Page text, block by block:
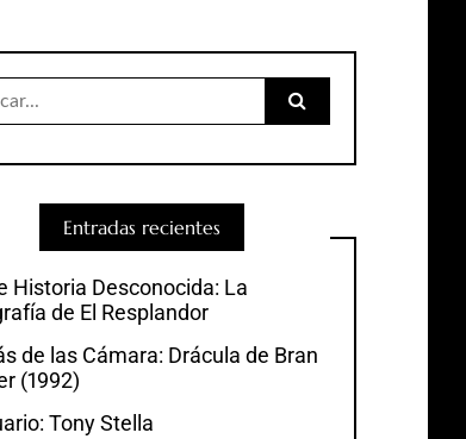
Entradas recientes
Historia Desconocida: La
de El Resplandor
de las Cámara: Drácula de Bran
(1992)
Tony Stella